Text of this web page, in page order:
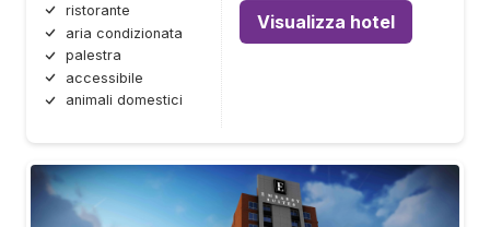
ristorante
aria condizionata
palestra
accessibile
animali domestici
Visualizza hotel